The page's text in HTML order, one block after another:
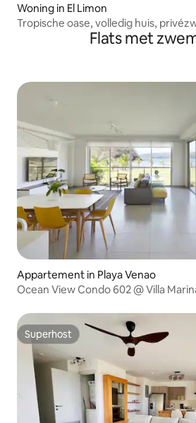
Woning in El Limon
Tropische oase, volledig huis,
Flats met
Appartement in Playa Venao
Ocean View Condo 602 @ Villa
Superhost
Superhost